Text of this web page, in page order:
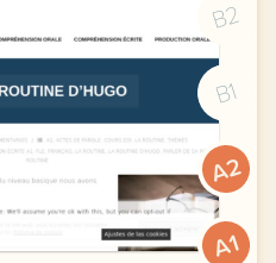
B2
B1
A2
A1